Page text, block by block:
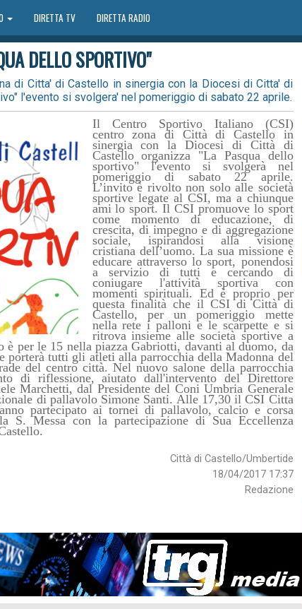
DIRETTA TV DIRETTA RADIO
DELLO SPORTIVO"
di Citta' di Castello in sinergia con la Diocesi di Citta' di
l'evento si svolgera' nel pomeriggio di sabato 22 aprile.
Il Centro Sportivo Italiano (CSI)
centro zona di Città di Castello in
sinergia con la Diocesi di Città di
Castello organizza "La Pasqua dello
sportivo" l'evento si svolgerà nel
pomeriggio di sabato 22 aprile.
L’invito è rivolto non solo alle società
sportive legate al CSI, ma a chiunque
ami lo sport. Il CSI promuove lo sport
come momento di educazione, di
crescita, di impegno e di aggregazione
sociale, ispirandosi alla visione
cristiana dell’uomo. La sua missione è
educare attraverso lo sport, ponendosi
a servizio di tutti e cercando di
coniugare l'attività sportiva con
momenti spirituali. Ed è proprio per
questa finalità che il CSI di Città di
Castello, per un pomeriggio mette
nella rete i palloni e le scarpette e si
ritrova insieme alle società sportive a
è per le 15 nella piazza Gabriotti, davanti al duomo, da
porterà tutti gli atleti alla parrocchia della Madonna del
del centro città. Nel nuovo salone della parrocchia
di riflessione, aiutato dall'intervento del Direttore
Marchetti, dal Presidente del Coni Umbria Generale
di pallavolo Simone Santi. Alle 17,30 il CSI Citta
partecipato ai tornei di pallavolo, calcio e corsa
S. Messa con la partecipazione di Sua Eccellenza
Città di Castello/Umbertide
18/04/2017 17:37
Redazione